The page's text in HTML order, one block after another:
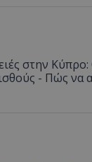
στην Κύπρο:
- Πώς να